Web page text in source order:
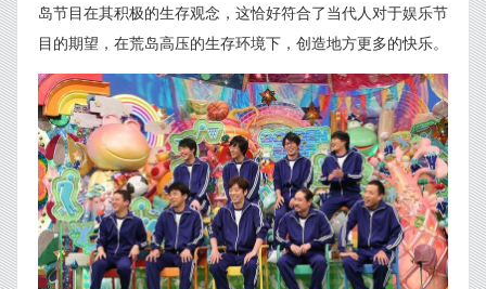
岛节目在其积极的生存观念，这恰好符合了当代人对于娱乐节
目的期望，在荒岛高压的生存环境下，创造地方更多的快乐。